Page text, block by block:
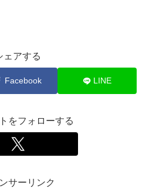
ェアする
Facebook LINE
をフォローする
サーリンク